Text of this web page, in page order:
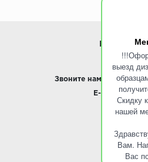
выезд
Скидку
нашей
Вам.
Вас
Звоните нам: 8 495
E-mail:
О
О